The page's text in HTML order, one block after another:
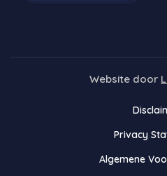
Website door
Privacy
Algemene